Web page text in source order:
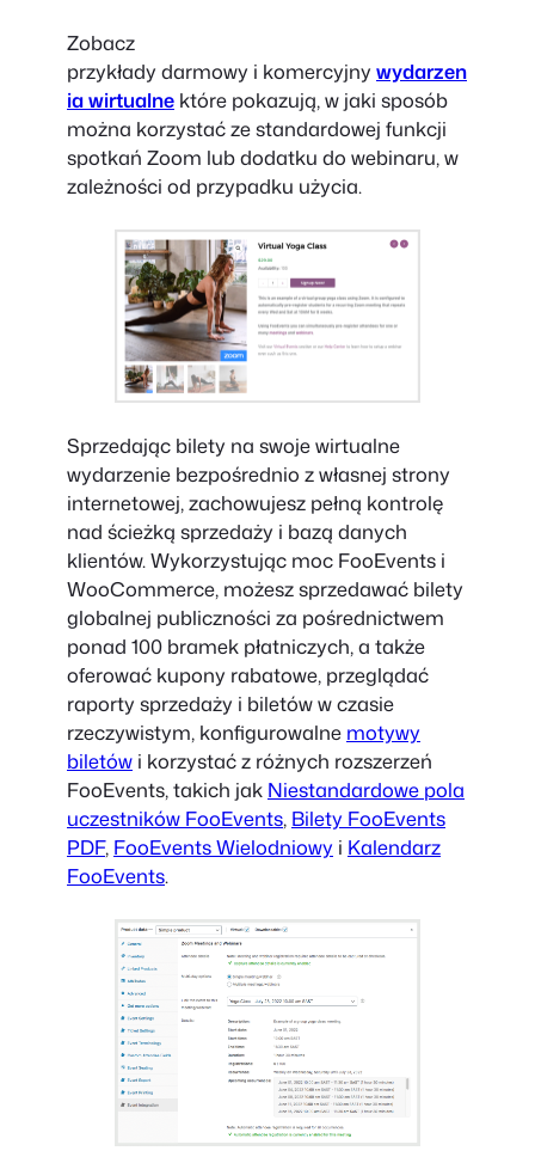
Zobacz
przykładydarmowy i komercyjnywydarzen
ia wirtualne które pokazują, w jaki sposób
można korzystać ze standardowej funkcji
spotkań Zoom lub dodatku do webinaru, w
zależności od przypadku użycia.
Sprzedając bilety na swoje wirtualne
wydarzenie bezpośrednio z własnej strony
internetowej, zachowujesz pełną kontrolę
nad ścieżką sprzedaży i bazą danych
klientów. Wykorzystując moc FooEvents i
WooCommerce, możesz sprzedawać bilety
globalnej publiczności za pośrednictwem
ponad 100 bramek płatniczych, a także
oferować kupony rabatowe, przeglądać
raporty sprzedaży i biletów w czasie
rzeczywistym, konfigurowalne motywy
biletów i korzystać z różnych rozszerzeń
FooEvents, takich jak Niestandardowe pola
uczestników FooEvents, Bilety FooEvents
PDF, FooEvents Wielodniowy i Kalendarz
FooEvents.